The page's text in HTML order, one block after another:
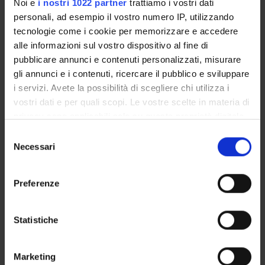
Noi e i nostri 1022 partner trattiamo i vostri dati
personali, ad esempio il vostro numero IP, utilizzando
tecnologie come i cookie per memorizzare e accedere
alle informazioni sul vostro dispositivo al fine di
pubblicare annunci e contenuti personalizzati, misurare
gli annunci e i contenuti, ricercare il pubblico e sviluppare
i servizi. Avete la possibilità di scegliere chi utilizza i
vostri dati e per quali scopi. Le vostre scelte in materia di
modificare o revocare il proprio consenso in qualsiasi
momento dalla Dichiarazione sui cookie o facendo clic
raccogliere informazioni sulla tua posizione
geografica, con un'approssimazione di qualche
Identificare il tuo dispositivo, scansionandolo
delNecessari
Preferenze
Statistiche
Marketing
Enzo Bonora
Professore emerito
Marilena Longo
Paolo Moghetti
Cultore della materia
Michele Muggeo
Endocrinologia, Diabetologia e Metabolismo
ATTIVITÀ